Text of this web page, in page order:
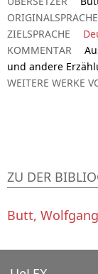
ORIGINALSPRACHE
ZIELSPRACHE
KOMMENTAR
und andere
WEITERE WERKE
ZU DER
Butt, Wolfgang